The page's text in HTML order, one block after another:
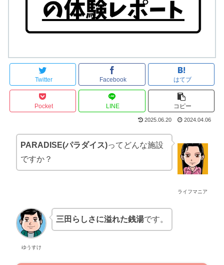
Twitter Facebook はてブ
Pocket LINE コピー
2025.06.20 2024.04.06
ライフマニア
PARADISE(パラダイス)ってどんな施設
ですか？
ゆうすけ
三田らしさに溢れた銭湯です。